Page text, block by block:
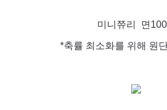
미니쮸리 면
*축률 최소화를 위해 원